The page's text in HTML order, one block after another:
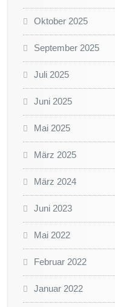
Oktober 2025
September 2025
Juli 2025
Juni 2025
Mai 2025
März 2025
März 2024
Juni 2023
Mai 2022
Februar 2022
Januar 2022